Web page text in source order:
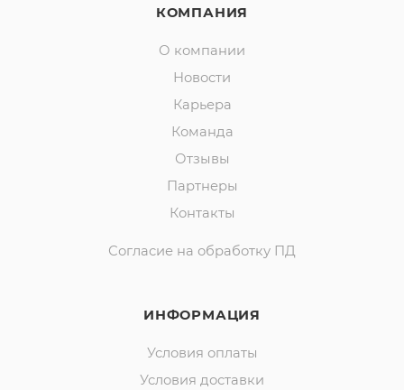
КОМПАНИЯ
О компании
Новости
Карьера
Команда
Отзывы
Партнеры
Контакты
Согласие на обработку ПД
ИНФОРМАЦИЯ
Условия оплаты
Условия доставки